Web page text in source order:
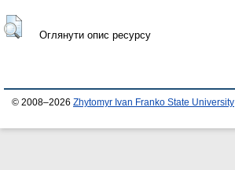
Оглянути опис ресурсу
© 2008–2026 Zhytomyr Ivan Franko State University